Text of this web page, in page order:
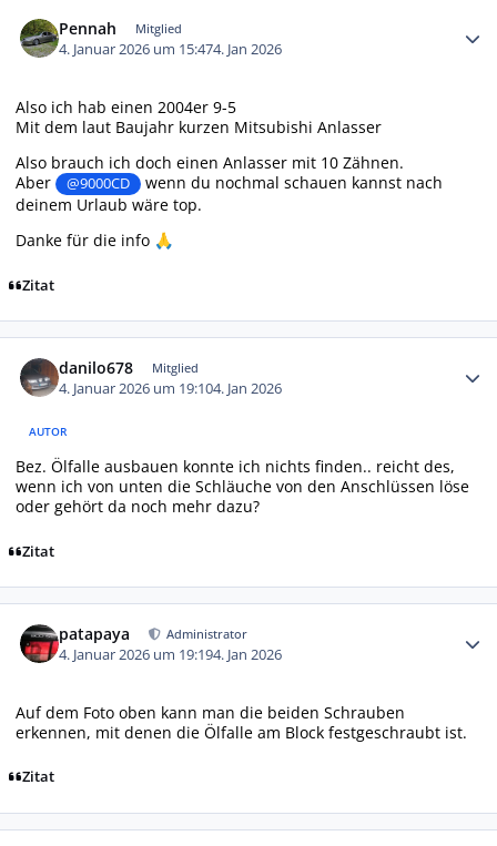
Pennah Mitglied
4. Januar 2026 um 15:474. Jan 2026
Also ich hab einen 2004er 9-5
Mit dem laut Baujahr kurzen Mitsubishi Anlasser
Also brauch ich doch einen Anlasser mit 10 Zähnen.
Aber
@9000CD
wenn du nochmal schauen kannst nach
deinem Urlaub wäre top.
Danke für die info 🙏
Zitat
danilo678 Mitglied
4. Januar 2026 um 19:104. Jan 2026
AUTOR
Bez. Ölfalle ausbauen konnte ich nichts finden.. reicht des,
wenn ich von unten die Schläuche von den Anschlüssen löse
oder gehört da noch mehr dazu?
Zitat
patapaya Administrator
4. Januar 2026 um 19:194. Jan 2026
Auf dem Foto oben kann man die beiden Schrauben
erkennen, mit denen die Ölfalle am Block festgeschraubt ist.
Zitat